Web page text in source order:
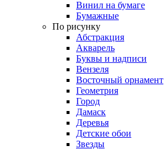
Винил на бумаге
Бумажные
По рисунку
Абстракция
Акварель
Буквы и надписи
Вензеля
Восточный орнамент
Геометрия
Город
Дамаск
Деревья
Детские обои
Звезды